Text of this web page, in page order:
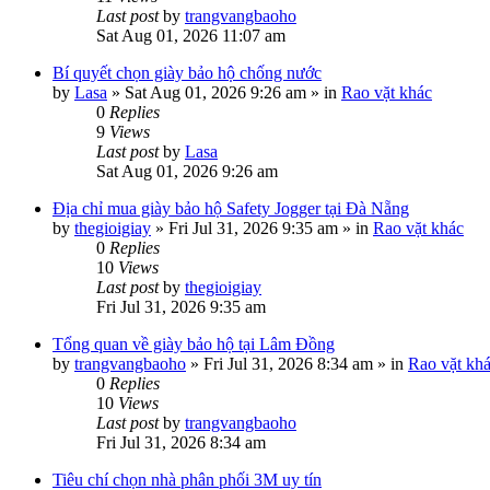
Last postby trangvangbaoho
Sat Aug 01, 2026 11:07 am
Bí quyết chọn giày bảo hộ chống nước
by Lasa » Sat Aug 01, 2026 9:26 am » in Rao vặt khác
0 Replies
9 Views
Last postby Lasa
Sat Aug 01, 2026 9:26 am
Địa chỉ mua giày bảo hộ Safety Jogger tại Đà Nẵng
by thegioigiay » Fri Jul 31, 2026 9:35 am » in Rao vặt khác
0 Replies
10 Views
Last postby thegioigiay
Fri Jul 31, 2026 9:35 am
Tổng quan về giày bảo hộ tại Lâm Đồng
by trangvangbaoho » Fri Jul 31, 2026 8:34 am » in Rao vặt
0 Replies
10 Views
Last postby trangvangbaoho
Fri Jul 31, 2026 8:34 am
Tiêu chí chọn nhà phân phối 3M uy tín